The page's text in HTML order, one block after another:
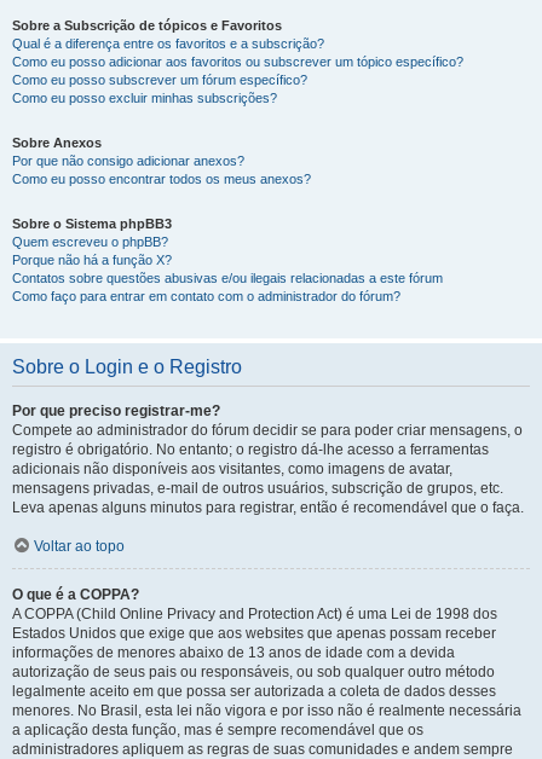
Sobre a Subscrição de tópicos e Favoritos
Qual é a diferença entre os favoritos e a subscrição?
Como eu posso adicionar aos favoritos ou subscrever um tópico específico?
Como eu posso subscrever um fórum específico?
Como eu posso excluir minhas subscrições?
Sobre Anexos
Por que não consigo adicionar anexos?
Como eu posso encontrar todos os meus anexos?
Sobre o Sistema phpBB3
Quem escreveu o phpBB?
Porque não há a função X?
Contatos sobre questões abusivas e/ou ilegais relacionadas a este fórum
Como faço para entrar em contato com o administrador do fórum?
Sobre o Login e o Registro
Por que preciso registrar-me?
Compete ao administrador do fórum decidir se para poder criar mensagens, o
registro é obrigatório. No entanto; o registro dá-lhe acesso a ferramentas
adicionais não disponíveis aos visitantes, como imagens de avatar,
mensagens privadas, e-mail de outros usuários, subscrição de grupos, etc.
Leva apenas alguns minutos para registrar, então é recomendável que o faça.
Voltar ao topo
O que é a COPPA?
A COPPA (Child Online Privacy and Protection Act) é uma Lei de 1998 dos
Estados Unidos que exige que aos websites que apenas possam receber
informações de menores abaixo de 13 anos de idade com a devida
autorização de seus pais ou responsáveis, ou sob qualquer outro método
legalmente aceito em que possa ser autorizada a coleta de dados desses
menores. No Brasil, esta lei não vigora e por isso não é realmente necessária
a aplicação desta função, mas é sempre recomendável que os
administradores apliquem as regras de suas comunidades e andem sempre